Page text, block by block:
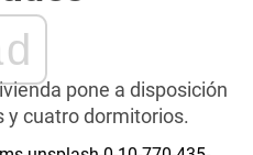
pone a disposición
y cuatro dormitorios.